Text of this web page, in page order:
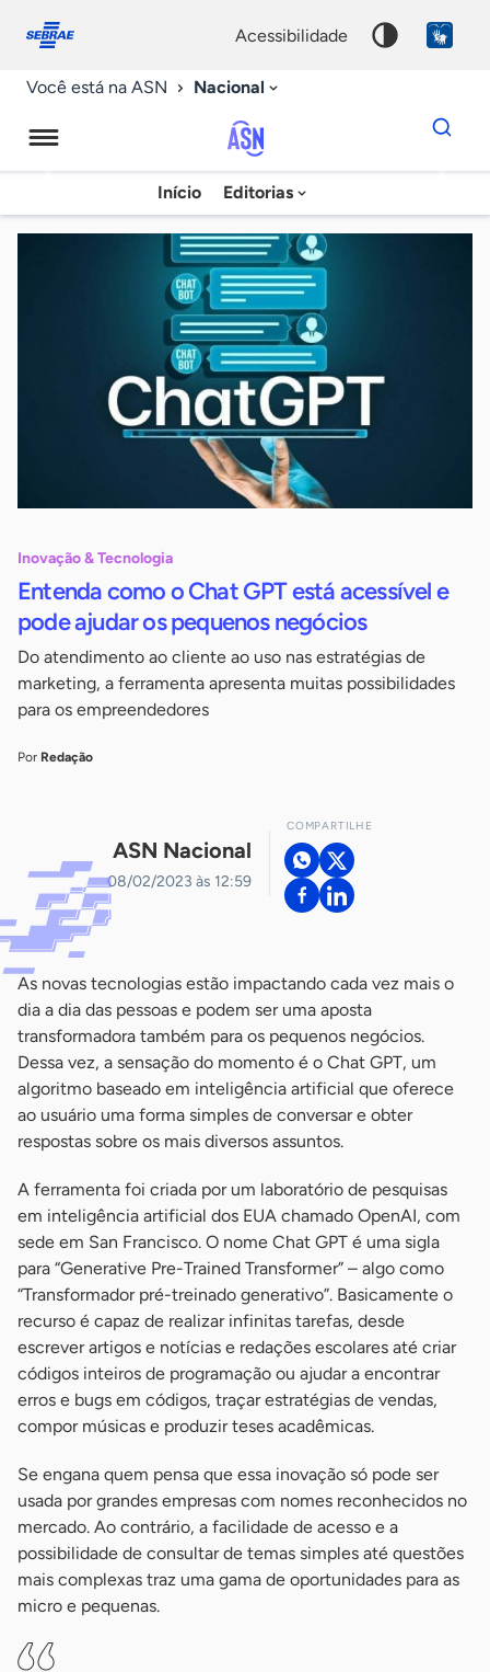
conosco
acessibilidade
Você está na ASN Nacional
Agência
Sebrae
de
Notícias
Início Editorias
Dados
para
chave
Inovação & Tecnologia
Entenda como o Chat GPT está acessível e
pode ajudar os pequenos negócios
Do atendimento ao cliente ao uso nas estratégias de
marketing, a ferramenta apresenta muitas possibilidades
para os empreendedores
Por Redação
ASN Nacional
08/02/2023 às 12:59
COMPARTILHE
As novas tecnologias estão impactando cada vez mais o
dia a dia das pessoas e podem ser uma aposta
transformadora também para os pequenos negócios.
Dessa vez, a sensação do momento é o Chat GPT, um
algoritmo baseado em inteligência artificial que oferece
ao usuário uma forma simples de conversar e obter
respostas sobre os mais diversos assuntos.
A ferramenta foi criada por um laboratório de pesquisas
em inteligência artificial dos EUA chamado OpenAI, com
sede em San Francisco. O nome Chat GPT é uma sigla
para “Generative Pre-Trained Transformer” – algo como
“Transformador pré-treinado generativo”. Basicamente o
recurso é capaz de realizar infinitas tarefas, desde
escrever artigos e notícias e redações escolares até criar
códigos inteiros de programação ou ajudar a encontrar
erros e bugs em códigos, traçar estratégias de vendas,
compor músicas e produzir teses acadêmicas.
Se engana quem pensa que essa inovação só pode ser
usada por grandes empresas com nomes reconhecidos no
mercado. Ao contrário, a facilidade de acesso e a
possibilidade de consultar de temas simples até questões
mais complexas traz uma gama de oportunidades para as
micro e pequenas.